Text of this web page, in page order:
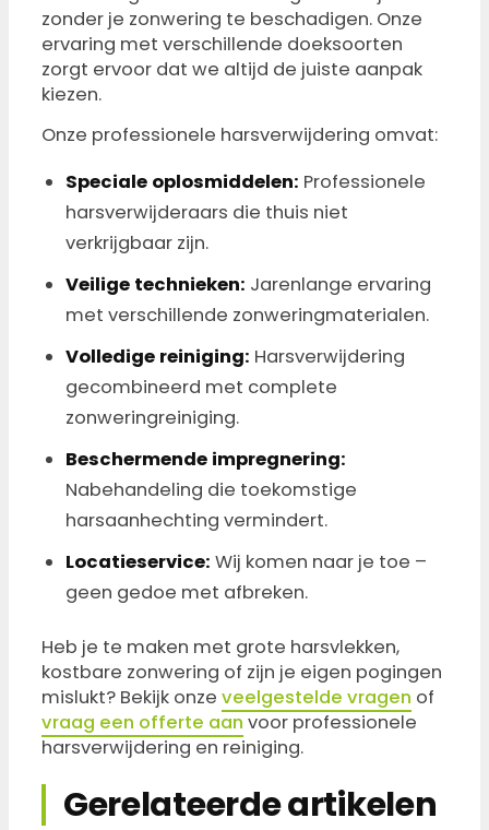
zonder je zonwering te beschadigen. Onze
ervaring met verschillende doeksoorten
zorgt ervoor dat we altijd de juiste aanpak
kiezen.
Onze professionele harsverwijdering omvat:
Speciale oplosmiddelen: Professionele
harsverwijderaars die thuis niet
verkrijgbaar zijn.
Veilige technieken: Jarenlange ervaring
met verschillende zonweringmaterialen.
Volledige reiniging: Harsverwijdering
gecombineerd met complete
zonweringreiniging.
Beschermende impregnering:
Nabehandeling die toekomstige
harsaanhechting vermindert.
Locatieservice: Wij komen naar je toe –
geen gedoe met afbreken.
Heb je te maken met grote harsvlekken,
kostbare zonwering of zijn je eigen pogingen
mislukt? Bekijk onze veelgestelde vragen of
vraag een offerte aan voor professionele
harsverwijdering en reiniging.
Gerelateerde artikelen